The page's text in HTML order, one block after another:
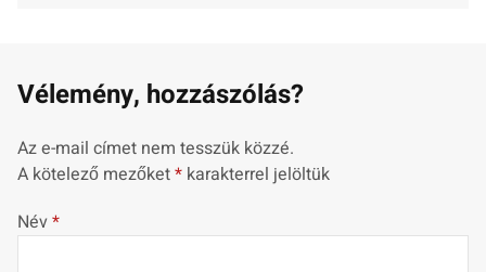
Vélemény, hozzászólás?
Az e-mail címet nem tesszük közzé.
A kötelező mezőket* karakterrel jelöltük
Név*